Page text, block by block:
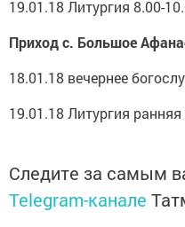
19.01.18 Литургия 8.00-
Приход с. Большое
18.01.18 вечернее
19.01.18 Литургия
Следите за самым
Telegram-канале